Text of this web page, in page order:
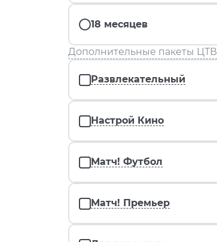
18 месяцев
Дополнительные пакеты ЦТВ
Развлекательный
Настрой Кино
Матч! Футбол
Матч! Премьер